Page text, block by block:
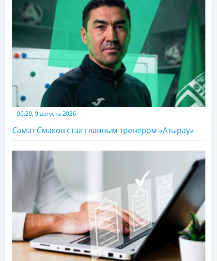
06:20, 9 августа 2026
Самат Смаков стал главным тренером «Атырау»